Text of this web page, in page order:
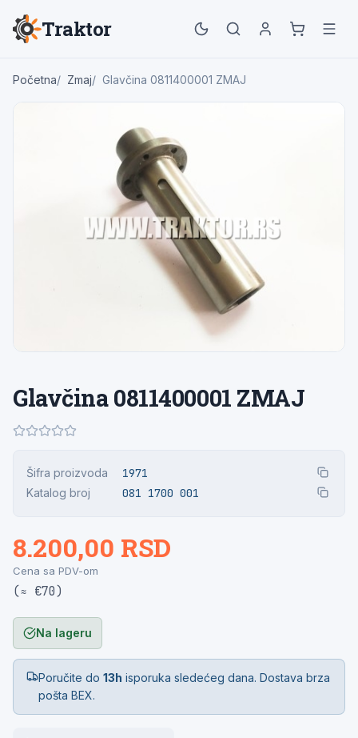
Traktor
Početna Zmaj Glavčina 0811400001 ZMAJ
Glavčina 0811400001 ZMAJ
Šifra proizvoda 1971
Katalog broj 081 1700 001
8.200,00 RSD
Cena sa PDV-om
(≈ €70)
Na lageru
Poručite do13h isporuka sledećeg dana. Dostava brza
pošta BEX.